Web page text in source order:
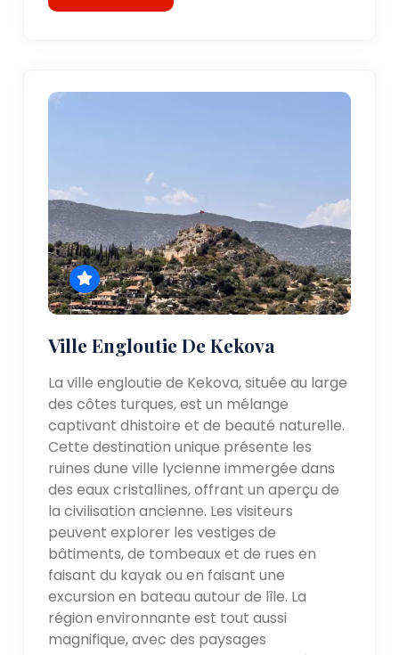
Ville Engloutie De Kekova
La ville engloutie de Kekova, située au large
des côtes turques, est un mélange
captivant dhistoire et de beauté naturelle.
Cette destination unique présente les
ruines dune ville lycienne immergée dans
des eaux cristallines, offrant un aperçu de
la civilisation ancienne. Les visiteurs
peuvent explorer les vestiges de
bâtiments, de tombeaux et de rues en
faisant du kayak ou en faisant une
excursion en bateau autour de lîle. La
région environnante est tout aussi
magnifique, avec des paysages